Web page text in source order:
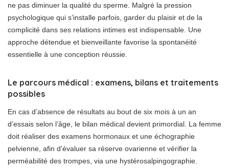
ne pas diminuer la qualité du sperme. Malgré la pression
psychologique qui s’installe parfois, garder du plaisir et de la
complicité dans ses relations intimes est indispensable. Une
approche détendue et bienveillante favorise la spontanéité
essentielle à une conception réussie.
Le parcours médical : examens, bilans et traitements
possibles
En cas d’absence de résultats au bout de six mois à un an
d’essais selon l’âge, le bilan médical devient primordial. La femme
doit réaliser des examens hormonaux et une échographie
pelvienne, afin d’évaluer sa réserve ovarienne et vérifier la
perméabilité des trompes, via une hystérosalpingographie.